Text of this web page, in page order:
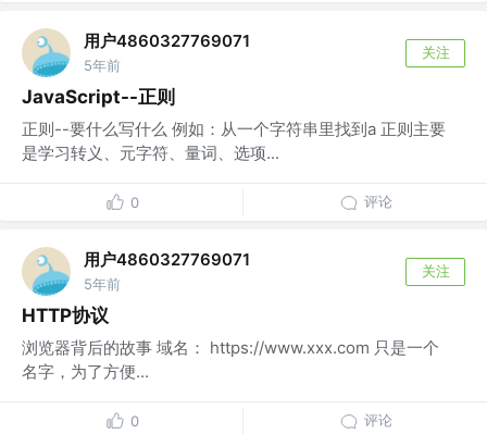
用户4860327769071
5年前
关注
JavaScript--正则
正则--要什么写什么 例如：从一个字符串里找到a 正则主要
是学习转义、元字符、量词、选项...
0 评论
用户4860327769071
5年前
关注
HTTP协议
浏览器背后的故事 域名： https://www.xxx.com 只是一个
名字，为了方便...
0 评论